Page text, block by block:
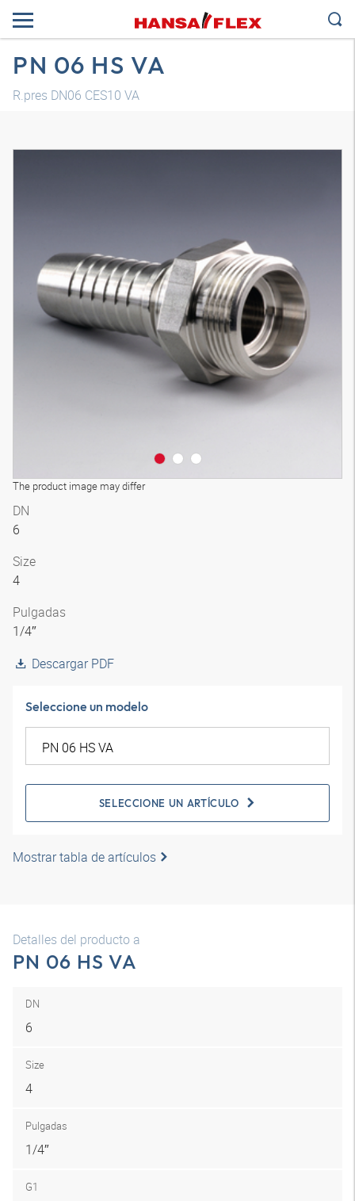
PN 06 HS VA
R.pres DN06 CES10 VA
The product image may differ
Modelo 3D
DN
6
Size
4
Pulgadas
1/4″
Descargar PDF
Seleccione un modelo
SELECCIONE UN ARTÍCULO
Mostrar tabla de artículos
Detalles del producto a
PN 06 HS VA
DN
6
Size
4
Pulgadas
1/4″
G1